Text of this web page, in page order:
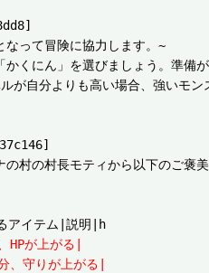
なって冒険に協力します。~
くにん」を選びましょう。準備
が自分よりも高い場合、強いモ
村の村長モティから以下のご
HPが上がる|
、守りが上がる|